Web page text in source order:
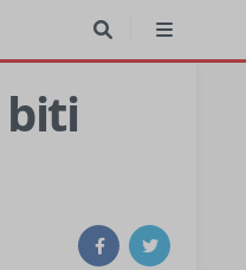
biti